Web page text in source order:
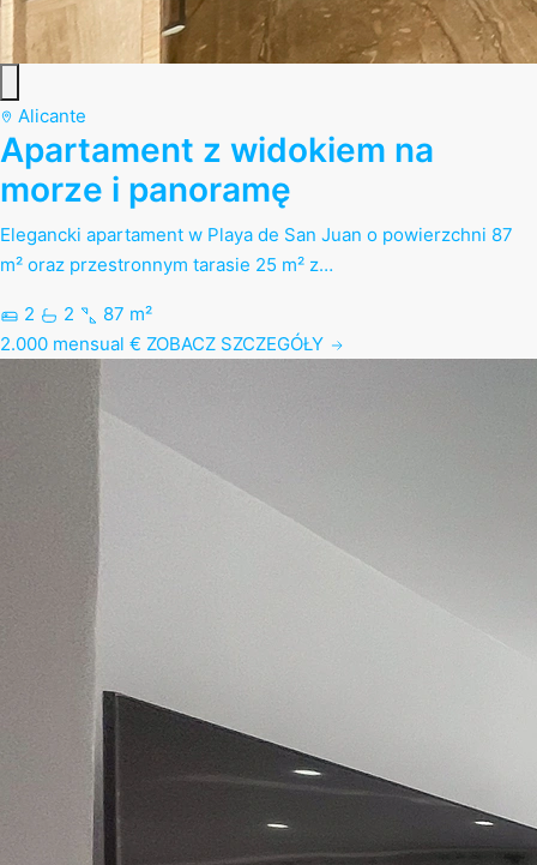
Alicante
Apartament z widokiem na
morze i panoramę
Elegancki apartament w Playa de San Juan o powierzchni 87
m² oraz przestronnym tarasie 25 m² z…
2 2
87 m²
2.000 mensual € ZOBACZ SZCZEGÓŁY